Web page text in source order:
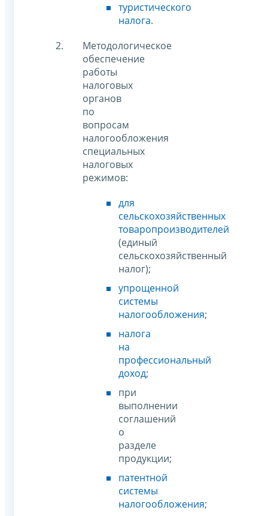
туристического
налога.
Методологическое
обеспечение
работы
налоговых
органов
по
вопросам
налогообложения
специальных
налоговых
режимов:
для
сельскохозяйственных
товаропроизводителей
(единый
сельскохозяйственный
налог);
упрощенной
системы
налогообложения;
налога
на
профессиональный
доход;
при
выполнении
соглашений
о
разделе
продукции;
патентной
системы
налогообложения;